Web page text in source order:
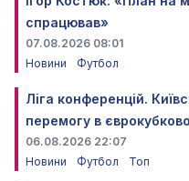
спрацював»
07.08.2026 08:01
Новини
Футбол
Ліга конференцій.
перемогу в
06.08.2026 22:07
Новини
Футбол Топ